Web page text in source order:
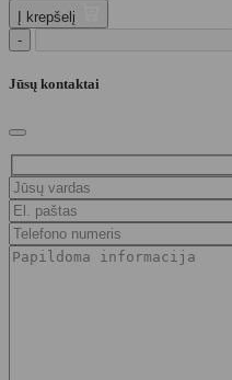
Į krepšelį
-
Jūsų kontaktai